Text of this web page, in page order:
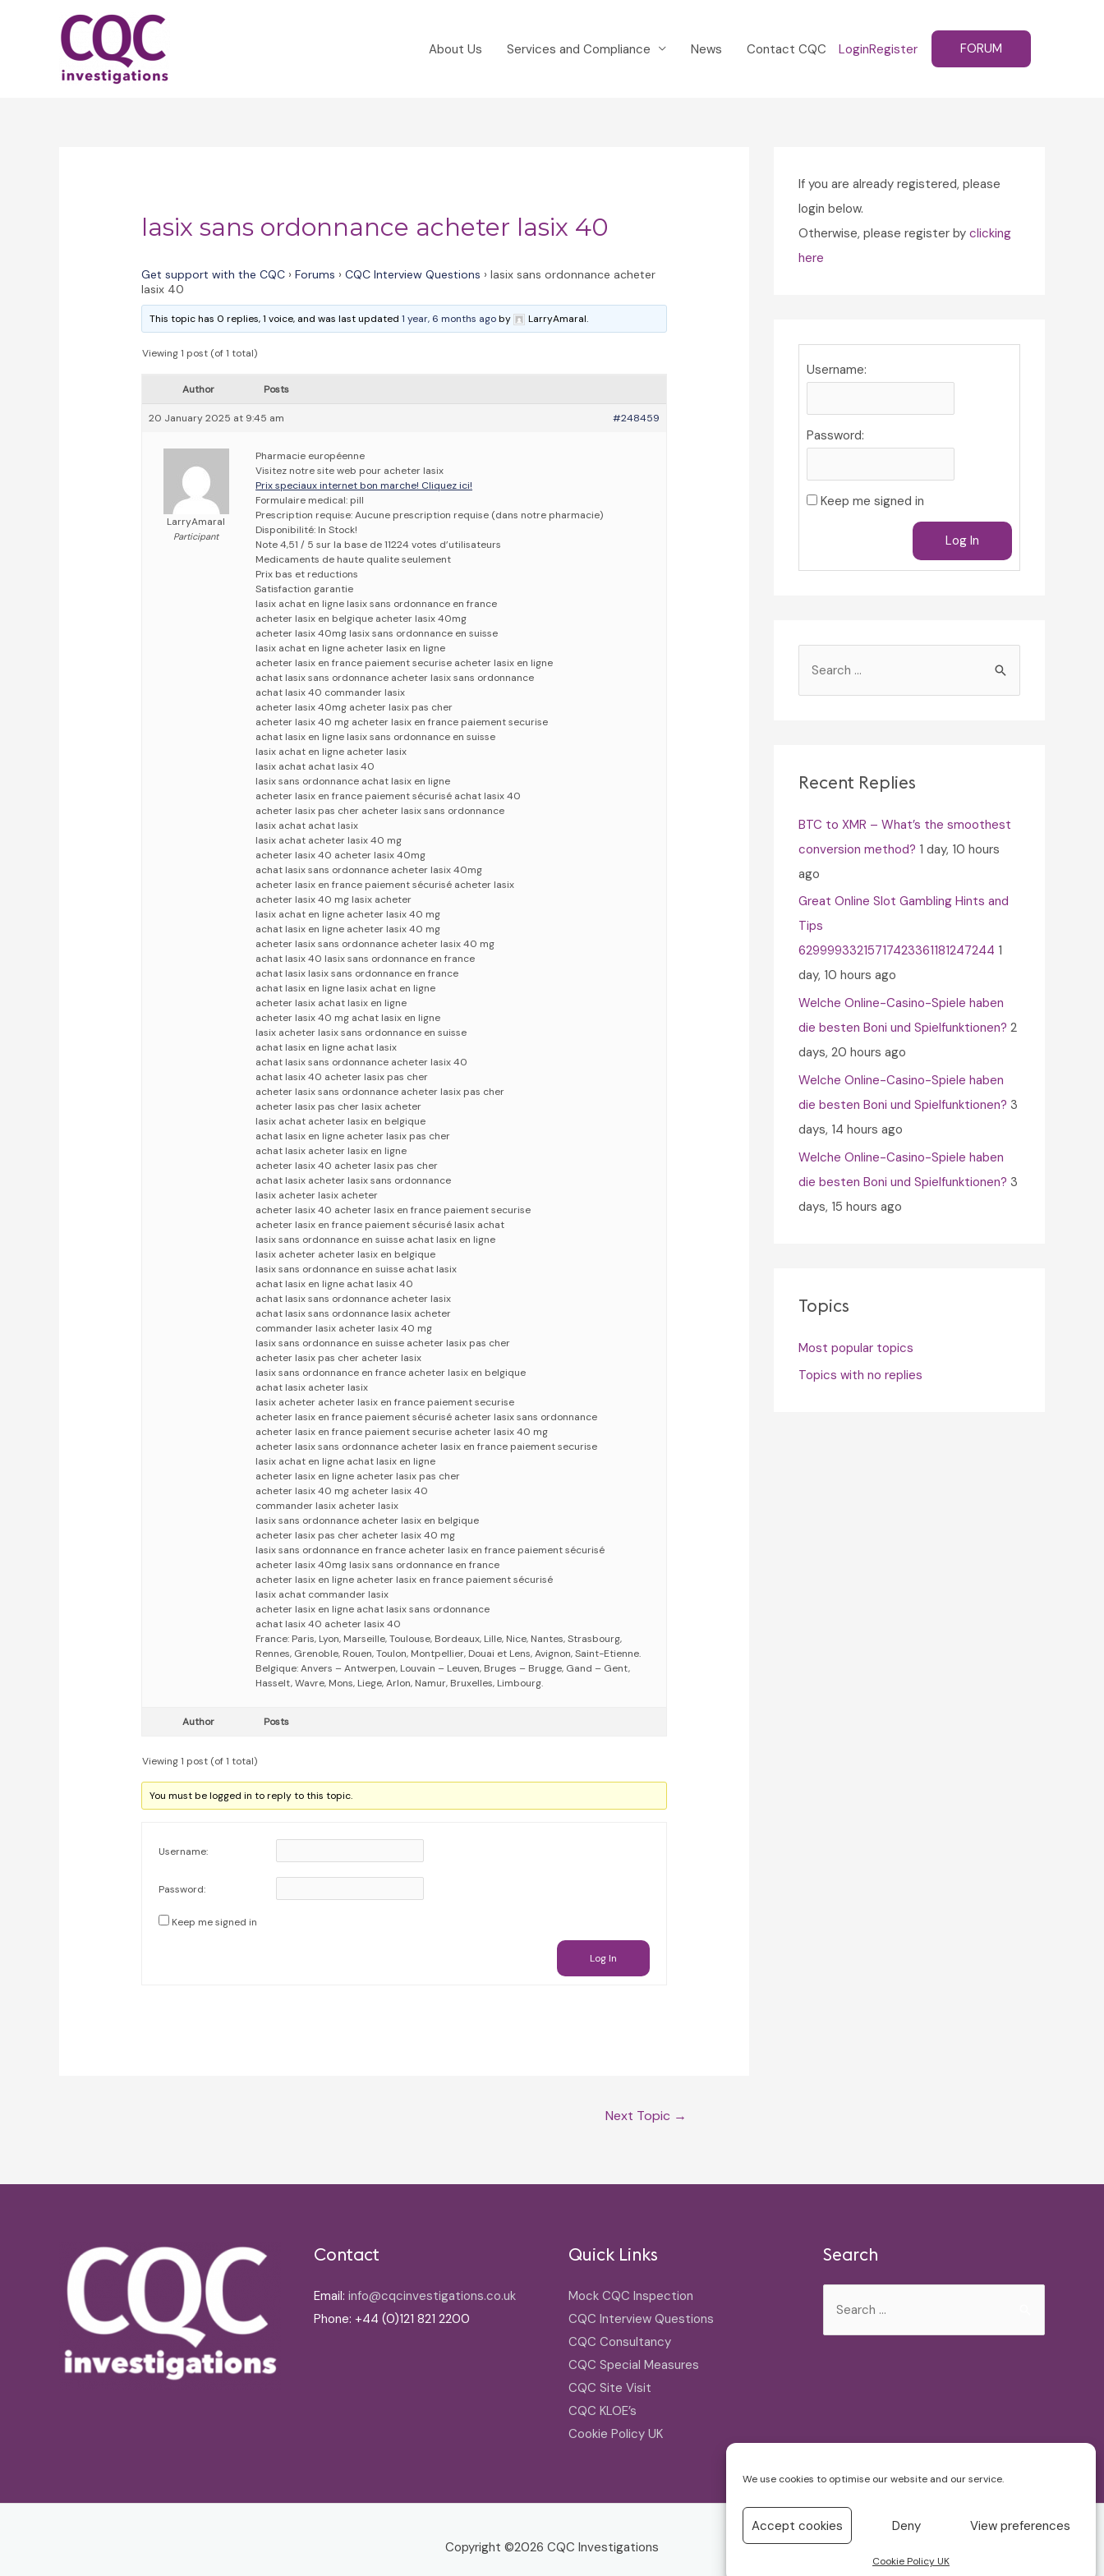
We use cookies to optimise our website and our service.
Accept cookies Deny View preferences
Cookie Policy UK
About Us Services and Compliance News Contact CQC LoginRegister FORUM
lasix sans ordonnance acheter lasix 40
Get support with the CQC › Forums › CQC Interview Questions › lasix sans ordonnance acheter
lasix 40
This topic has 0 replies, 1 voice, and was last updated1 year, 6 months agoby LarryAmaral.
Viewing 1 post (of 1 total)
Author Posts
20 January 2025 at 9:45 am #248459
LarryAmaral
Participant
Pharmacie européenne
Visitez notre site web pour acheter lasix
Prix speciaux internet bon marche! Cliquez ici!
Formulaire medical: pill
Prescription requise: Aucune prescription requise (dans notre pharmacie)
Disponibilité: In Stock!
Note 4,51 / 5 sur la base de 11224 votes d’utilisateurs
Medicaments de haute qualite seulement
Prix bas et reductions
Satisfaction garantie
lasix achat en ligne lasix sans ordonnance en france
acheter lasix en belgique acheter lasix 40mg
acheter lasix 40mg lasix sans ordonnance en suisse
lasix achat en ligne acheter lasix en ligne
acheter lasix en france paiement securise acheter lasix en ligne
achat lasix sans ordonnance acheter lasix sans ordonnance
achat lasix 40 commander lasix
acheter lasix 40mg acheter lasix pas cher
acheter lasix 40 mg acheter lasix en france paiement securise
achat lasix en ligne lasix sans ordonnance en suisse
lasix achat en ligne acheter lasix
lasix achat achat lasix 40
lasix sans ordonnance achat lasix en ligne
acheter lasix en france paiement sécurisé achat lasix 40
acheter lasix pas cher acheter lasix sans ordonnance
lasix achat achat lasix
lasix achat acheter lasix 40 mg
acheter lasix 40 acheter lasix 40mg
achat lasix sans ordonnance acheter lasix 40mg
acheter lasix en france paiement sécurisé acheter lasix
acheter lasix 40 mg lasix acheter
lasix achat en ligne acheter lasix 40 mg
achat lasix en ligne acheter lasix 40 mg
acheter lasix sans ordonnance acheter lasix 40 mg
achat lasix 40 lasix sans ordonnance en france
achat lasix lasix sans ordonnance en france
achat lasix en ligne lasix achat en ligne
acheter lasix achat lasix en ligne
acheter lasix 40 mg achat lasix en ligne
lasix acheter lasix sans ordonnance en suisse
achat lasix en ligne achat lasix
achat lasix sans ordonnance acheter lasix 40
achat lasix 40 acheter lasix pas cher
acheter lasix sans ordonnance acheter lasix pas cher
acheter lasix pas cher lasix acheter
lasix achat acheter lasix en belgique
achat lasix en ligne acheter lasix pas cher
achat lasix acheter lasix en ligne
acheter lasix 40 acheter lasix pas cher
achat lasix acheter lasix sans ordonnance
lasix acheter lasix acheter
acheter lasix 40 acheter lasix en france paiement securise
acheter lasix en france paiement sécurisé lasix achat
lasix sans ordonnance en suisse achat lasix en ligne
lasix acheter acheter lasix en belgique
lasix sans ordonnance en suisse achat lasix
achat lasix en ligne achat lasix 40
achat lasix sans ordonnance acheter lasix
achat lasix sans ordonnance lasix acheter
commander lasix acheter lasix 40 mg
lasix sans ordonnance en suisse acheter lasix pas cher
acheter lasix pas cher acheter lasix
lasix sans ordonnance en france acheter lasix en belgique
achat lasix acheter lasix
lasix acheter acheter lasix en france paiement securise
acheter lasix en france paiement sécurisé acheter lasix sans ordonnance
acheter lasix en france paiement securise acheter lasix 40 mg
acheter lasix sans ordonnance acheter lasix en france paiement securise
lasix achat en ligne achat lasix en ligne
acheter lasix en ligne acheter lasix pas cher
acheter lasix 40 mg acheter lasix 40
commander lasix acheter lasix
lasix sans ordonnance acheter lasix en belgique
acheter lasix pas cher acheter lasix 40 mg
lasix sans ordonnance en france acheter lasix en france paiement sécurisé
acheter lasix 40mg lasix sans ordonnance en france
acheter lasix en ligne acheter lasix en france paiement sécurisé
lasix achat commander lasix
acheter lasix en ligne achat lasix sans ordonnance
achat lasix 40 acheter lasix 40
France: Paris, Lyon, Marseille, Toulouse, Bordeaux, Lille, Nice, Nantes, Strasbourg,
Rennes, Grenoble, Rouen, Toulon, Montpellier, Douai et Lens, Avignon, Saint-Etienne.
Belgique: Anvers – Antwerpen, Louvain – Leuven, Bruges – Brugge, Gand – Gent,
Hasselt, Wavre, Mons, Liege, Arlon, Namur, Bruxelles, Limbourg.
Author Posts
Viewing 1 post (of 1 total)
You must be logged in to reply to this topic.
Username:
Password:
Keep me signed in
Log In
Next Topic →
If you are already registered, please
login below.
Otherwise, please register by clicking
here
Username:
Password:
Keep me signed in
Log In
h
o
r
:
Recent Replies
BTC to XMR – What’s the smoothest
conversion method? 1 day, 10 hours
ago
Great Online Slot Gambling Hints and
Tips
62999933215717423361181247244 1
day, 10 hours ago
Welche Online-Casino-Spiele haben
die besten Boni und Spielfunktionen? 2
days, 20 hours ago
Welche Online-Casino-Spiele haben
die besten Boni und Spielfunktionen? 3
days, 14 hours ago
Welche Online-Casino-Spiele haben
die besten Boni und Spielfunktionen? 3
days, 15 hours ago
Topics
Most popular topics
Topics with no replies
Contact
Email: info@cqcinvestigations.co.uk
Phone: +44 (0)121 821 2200
Quick Links
Mock CQC Inspection
CQC Interview Questions
CQC Consultancy
CQC Special Measures
CQC Site Visit
CQC KLOE’s
Cookie Policy UK
Search
for:
Copyright ©2026 CQC Investigations